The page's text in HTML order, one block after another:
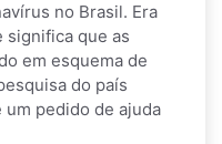
no Brasil. Era
significa que as
em esquema de
do país
um pedido de ajuda